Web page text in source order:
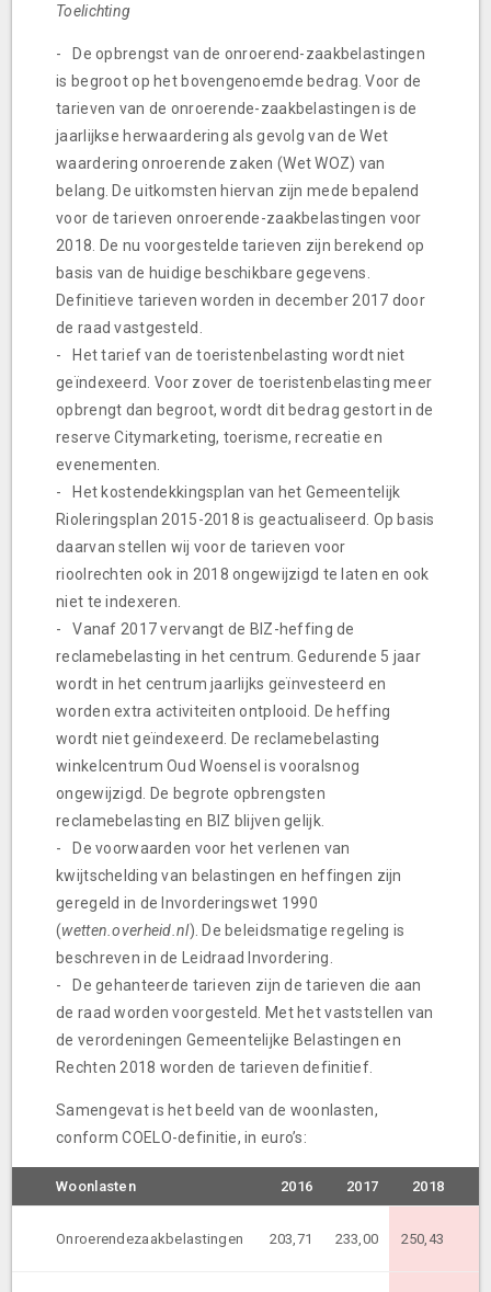
Toelichting
- De opbrengst van de onroerend-zaakbelastingen
is begroot op het bovengenoemde bedrag. Voor de
tarieven van de onroerende-zaakbelastingen is de
jaarlijkse herwaardering als gevolg van de Wet
waardering onroerende zaken (Wet WOZ) van
belang. De uitkomsten hiervan zijn mede bepalend
voor de tarieven onroerende-zaakbelastingen voor
2018. De nu voorgestelde tarieven zijn berekend op
basis van de huidige beschikbare gegevens.
Definitieve tarieven worden in december 2017 door
de raad vastgesteld.
- Het tarief van de toeristenbelasting wordt niet
geïndexeerd. Voor zover de toeristenbelasting meer
opbrengt dan begroot, wordt dit bedrag gestort in de
reserve Citymarketing, toerisme, recreatie en
evenementen.
- Het kostendekkingsplan van het Gemeentelijk
Rioleringsplan 2015-2018 is geactualiseerd. Op basis
daarvan stellen wij voor de tarieven voor
rioolrechten ook in 2018 ongewijzigd te laten en ook
niet te indexeren.
- Vanaf 2017 vervangt de BIZ-heffing de
reclamebelasting in het centrum. Gedurende 5 jaar
wordt in het centrum jaarlijks geïnvesteerd en
worden extra activiteiten ontplooid. De heffing
wordt niet geïndexeerd. De reclamebelasting
winkelcentrum Oud Woensel is vooralsnog
ongewijzigd. De begrote opbrengsten
reclamebelasting en BIZ blijven gelijk.
- De voorwaarden voor het verlenen van
kwijtschelding van belastingen en heffingen zijn
geregeld in de Invorderingswet 1990
(wetten.overheid.nl). De beleidsmatige regeling is
beschreven in de Leidraad Invordering.
- De gehanteerde tarieven zijn de tarieven die aan
de raad worden voorgesteld. Met het vaststellen van
de verordeningen Gemeentelijke Belastingen en
Rechten 2018 worden de tarieven definitief.
Samengevat is het beeld van de woonlasten,
conform COELO-definitie, in euro’s:
Woonlasten 2016 2017 2018
Onroerendezaakbelastingen 203,71 233,00 250,43